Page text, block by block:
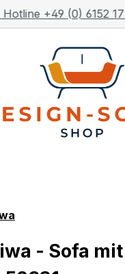
springen
Kostenloser Versand
- Sofa